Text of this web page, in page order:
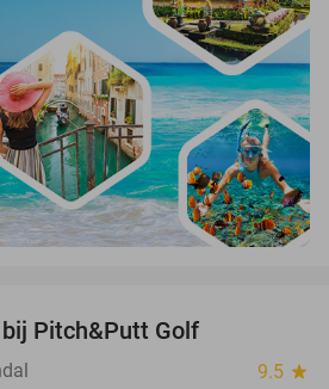
Pitch&Putt Golf
9.5 star